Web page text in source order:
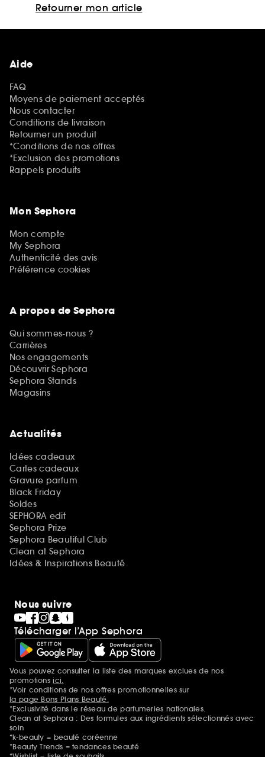
Retourner mon article
Aide
FAQ
Moyens de paiement acceptés
Nous contacter
Conditions de livraison
Retourner un produit
*Conditions de nos offres
*Exclusion des promotions
Rappels produits
Mon Sephora
Mon compte
My Sephora
Authenticité des avis
Préférence cookies
A propos de Sephora
Qui sommes-nous ?
Carrières
Nos engagements
Découvrir Sephora
Sephora Stands
Magasins
Actualités
Idées cadeaux
Cartes cadeaux
Gravure parfum
Black Friday
Soldes
SEPHORA edit
Sephora Prize
Sephora Beautiful Club
Clean at Sephora
Idées & Inspirations Beauté
Nous suivre
Télécharger l’App Sephora
Mentions additionnelles
Vous pouvez consulter la liste des marques exclues de nos
promotionsici.
*Voir conditions de nos offres promotionnelles sur
la page Bons Plans Beauté.
*Exclusivité dans le réseau de parfumeries nationales.
Clean at Sephora : Des formules aux ingrédients sélectionnés avec
soin
*k-beauty = beauté coréenne
*Beauty Trends = tendances beauté